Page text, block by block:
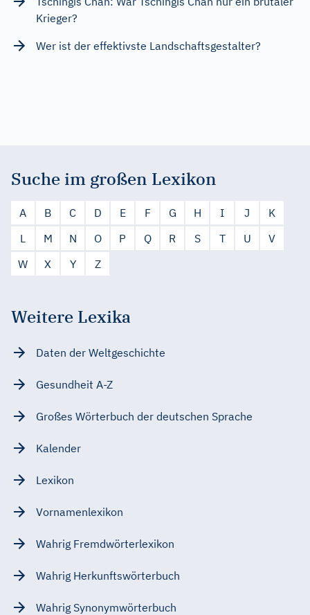
Krieger?
Wer ist der effektivste Landschaftsgestalter?
Suche im großen Lexikon
A B C D E F G H I J
K
L
M N O P Q R S T U
V
W
X Y Z
Weitere Lexika
Daten der Weltgeschichte
Gesundheit A-Z
Großes Wörterbuch der deutschen Sprache
Kalender
Lexikon
Vornamenlexikon
Wahrig Fremdwörterlexikon
Wahrig Herkunftswörterbuch
Wahrig Synonymwörterbuch